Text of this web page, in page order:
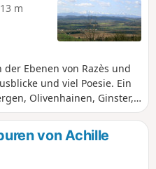
m
Ebenen von Razès und
und viel Poesie. Ein
Olivenhainen, Ginster,
das wunderschöne kleine
außergewöhnliches
von Achille